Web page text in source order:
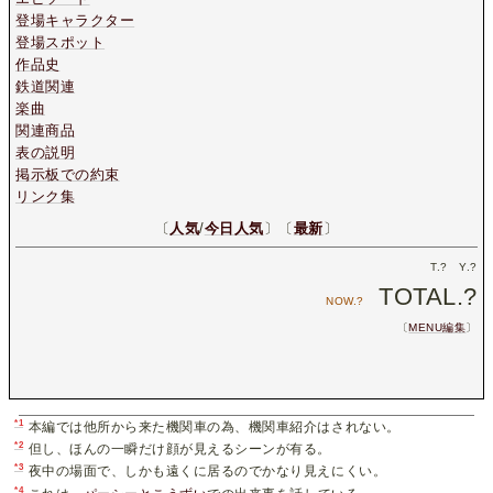
登場キャラクター
登場スポット
作品史
鉄道関連
楽曲
関連商品
表の説明
掲示板での約束
リンク集
〔 人気/今日人気〕〔最新〕
T.? Y.?
NOW.? TOTAL.?
〔MENU編集〕
*1 本編では他所から来た機関車の為、機関車紹介はされない。
*2 但し、ほんの一瞬だけ顔が見えるシーンが有る。
*3 夜中の場面で、しかも遠くに居るのでかなり見えにくい。
*4